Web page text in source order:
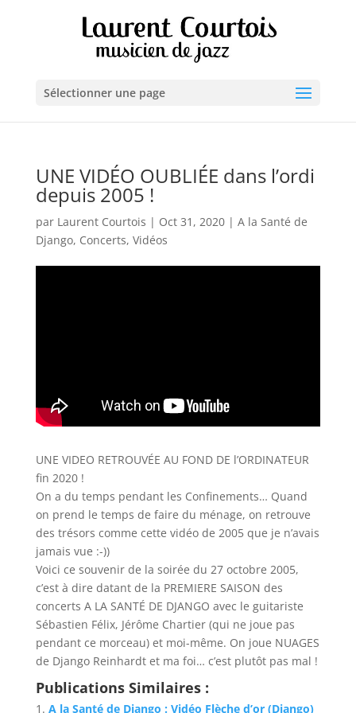
Sélectionner une page
UNE VIDÉO OUBLIÉE dans l’ordi
depuis 2005 !
par Laurent Courtois | Oct 31, 2020| A la Santé de
Django, Concerts, Vidéos
UNE VIDEO RETROUVÉE AU FOND DE l’ORDINATEUR
fin 2020 !
On a du temps pendant les Confinements… Quand
on prend le temps de faire du ménage, on retrouve
des trésors comme cette vidéo de 2005 que je n’avais
jamais vue :-))
Voici ce souvenir de la soirée du 27 octobre 2005,
c’est à dire datant de la PREMIERE SAISON des
concerts A LA SANTÉ DE DJANGO avec le guitariste
Sébastien Félix, Jérôme Chartier (qui ne joue pas
pendant ce morceau) et moi-même. On joue NUAGES
de Django Reinhardt et ma foi… c’est plutôt pas mal !
Publications Similaires :
A la Santé de Django : Vidéo Flèche d’or (Django)